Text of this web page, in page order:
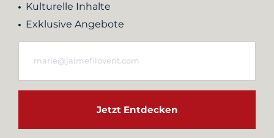
Kulturelle Inhalte
Exklusive Angebote
Jetzt Entdecken